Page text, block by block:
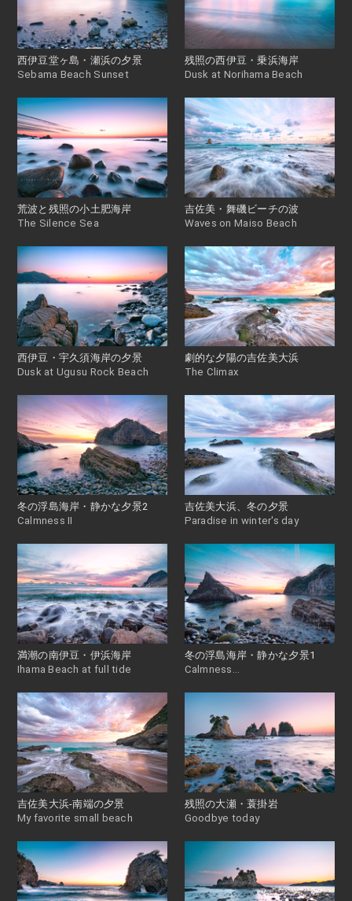
西伊豆堂ヶ島・瀬浜の夕景
Sebama Beach Sunset
残照の西伊豆・乗浜海岸
Dusk at Norihama Beach
荒波と残照の小土肥海岸
The Silence Sea
吉佐美・舞磯ビーチの波
Waves on Maiso Beach
西伊豆・宇久須海岸の夕景
Dusk at Ugusu Rock Beach
劇的な夕陽の吉佐美大浜
The Climax
冬の浮島海岸・静かな夕景2
Calmness II
吉佐美大浜、冬の夕景
Paradise in winter's day
満潮の南伊豆・伊浜海岸
Ihama Beach at full tide
冬の浮島海岸・静かな夕景1
Calmness...
吉佐美大浜-南端の夕景
My favorite small beach
残照の大瀬・蓑掛岩
Goodbye today